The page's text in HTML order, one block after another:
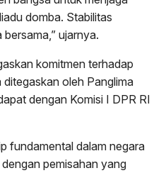
domba. Stabilitas
ujarnya.
komitmen terhadap
ditegaskan oleh Panglima
dengan Komisi I DPR RI
fundamental dalam negara
pemisahan yang